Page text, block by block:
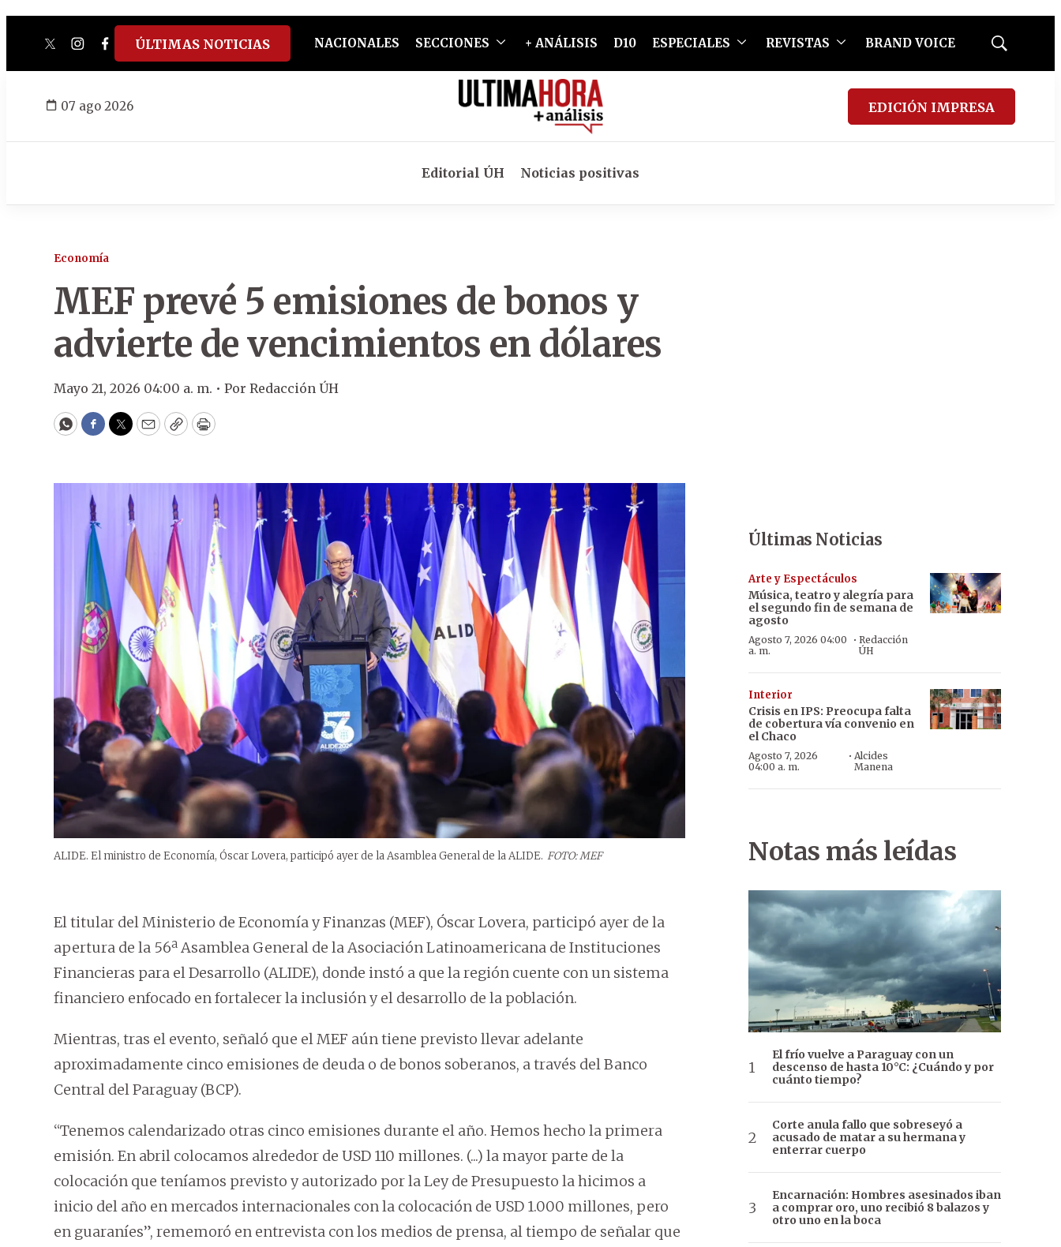
twitterinstagram
facebook
tiktokyoutube
spotify
ÚLTIMAS NOTICIAS NACIONALES SECCIONES + ANÁLISIS D10 ESPECIALES REVISTAS BRAND VOICE
Mostrar
07 ago 2026 EDICIÓN IMPRESA
Editorial ÚH Noticias positivas
Economía
MEF prevé 5 emisiones de bonos y
advierte de vencimientos en dólares
Mayo 21, 2026 04:00 a. m. • Por Redacción ÚH
WhatsApp
Facebook
Twitter
EmailCopyPrint
ALIDE. El ministro de Economía, Óscar Lovera, participó ayer de la Asamblea General de la ALIDE. FOTO: MEF
El titular del Ministerio de Economía y Finanzas (MEF), Óscar Lovera, participó ayer de la
apertura de la 56ª Asamblea General de la Asociación Latinoamericana de Instituciones
Financieras para el Desarrollo (ALIDE), donde instó a que la región cuente con un sistema
financiero enfocado en fortalecer la inclusión y el desarrollo de la población.
Mientras, tras el evento, señaló que el MEF aún tiene previsto llevar adelante
aproximadamente cinco emisiones de deuda o de bonos soberanos, a través del Banco
Central del Paraguay (BCP).
“Tenemos calendarizado otras cinco emisiones durante el año. Hemos hecho la primera
emisión. En abril colocamos alrededor de USD 110 millones. (...) la mayor parte de la
colocación que teníamos previsto y autorizado por la Ley de Presupuesto la hicimos a
inicio del año en mercados internacionales con la colocación de USD 1.000 millones, pero
en guaraníes”, rememoró en entrevista con los medios de prensa, al tiempo de señalar que
Últimas Noticias
Arte y Espectáculos
Música, teatro y alegría para
el segundo fin de semana de
agosto
Agosto 7, 2026 04:00
a. m.
· Redacción
ÚH
Interior
Crisis en IPS: Preocupa falta
de cobertura vía convenio en
el Chaco
Agosto 7, 2026
04:00 a. m.
·Alcides
Manena
Notas más leídas
El frío vuelve a Paraguay con un
descenso de hasta 10°C: ¿Cuándo y por
cuánto tiempo?
Corte anula fallo que sobreseyó a
acusado de matar a su hermana y
enterrar cuerpo
Encarnación: Hombres asesinados iban
a comprar oro, uno recibió 8 balazos y
otro uno en la boca